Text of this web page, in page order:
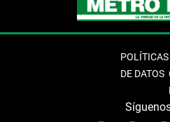
POLÍTICAS
DE DATOS